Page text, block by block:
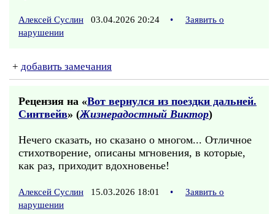
Алексей Суслин 03.04.2026 20:24 •
Заявить о
нарушении
+ добавить замечания
Рецензия на «Вот вернулся из поездки дальней.
Синтвейв» (Жизнерадостный Виктор)
Нечего сказать, но сказано о многом... Отличное
стихотворение, описаны мгновения, в которые,
как раз, приходит вдохновенье!
Алексей Суслин 15.03.2026 18:01 •
Заявить о
нарушении